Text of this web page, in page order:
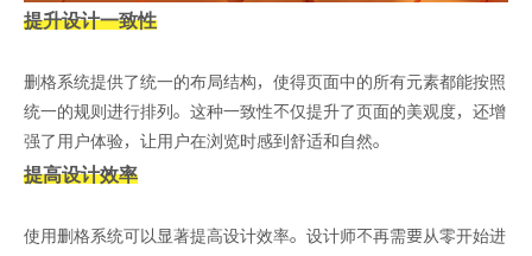
提升设计一致性
删格系统提供了统一的布局结构，使得页面中的所有元素都能按照
统一的规则进行排列。这种一致性不仅提升了页面的美观度，还增
强了用户体验，让用户在浏览时感到舒适和自然。
提高设计效率
使用删格系统可以显著提高设计效率。设计师不再需要从零开始进